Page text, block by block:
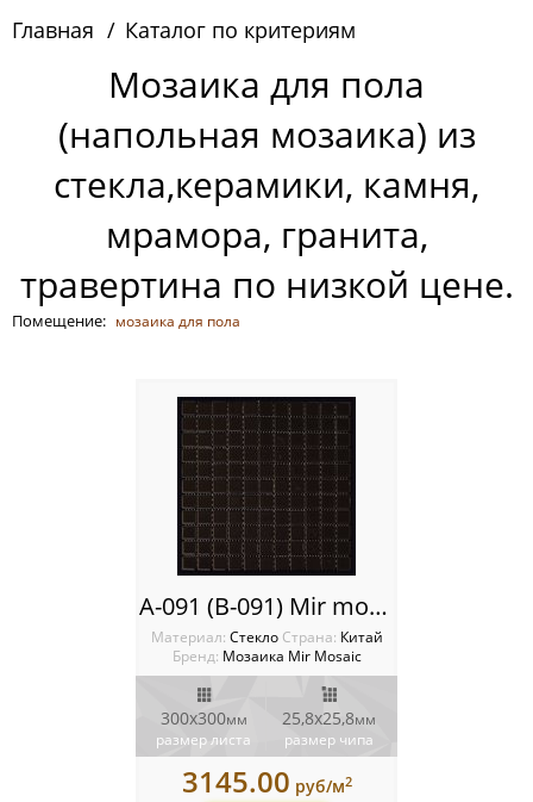
Китай
Россия
Главная Каталог по критериям
Мозаика для пола
(напольная мозаика) из
стекла,керамики, камня,
мрамора, гранита,
травертина по низкой цене.
Помещение: мозаика для пола
A-091 (B-091) Mir mosaic
Материал: Стекло Cтрана: Китай
Бренд: Мозаика Mir Mosaic
300x300мм
размер листа
25,8х25,8мм
размер чипа
3145.00 руб/м2